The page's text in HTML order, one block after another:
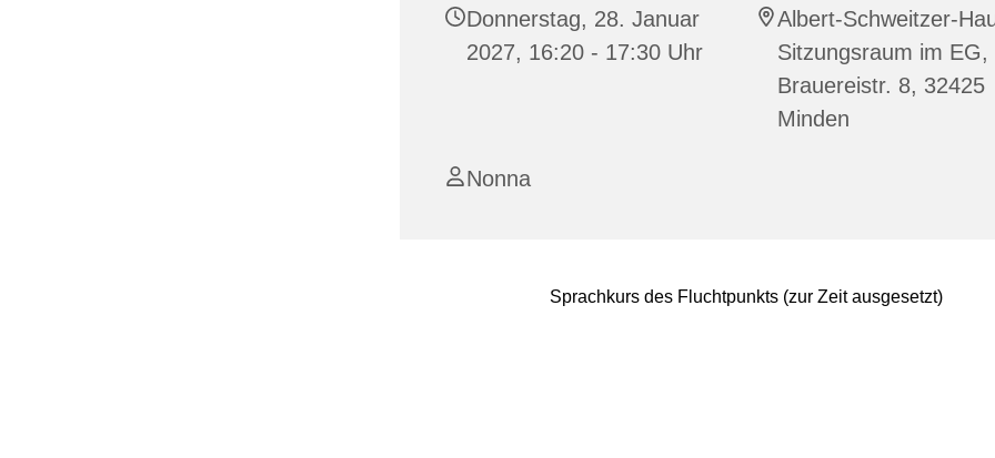
Donnerstag, 28. Januar
2027, 16:20 - 17:30 Uhr
Albert-Schweitzer-
Sitzungsraum im EG,
Brauereistr. 8, 32425
Minden
Nonna
Sprachkurs des Fluchtpunkts (zur Zeit ausgesetzt)